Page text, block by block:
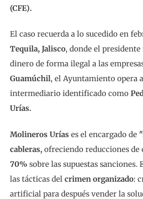
(CFE).
El caso recuerda a lo sucedido en
Tequila, Jalisco, donde el
dinero de forma ilegal a las
Guamúchil, el Ayuntamiento opera
intermediario identificado como
Urías.
Molineros Urías es el encargado de
cableras, ofreciendo reducciones de
70% sobre las supuestas sanciones.
las tácticas del crimen organizado:
artificial para después vender la